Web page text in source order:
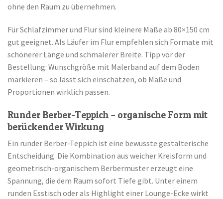
ohne den Raum zu übernehmen.
Für Schlafzimmer und Flur sind kleinere Maße ab 80×150 cm
gut geeignet. Als Läufer im Flur empfehlen sich Formate mit
schönerer Länge und schmalerer Breite. Tipp vor der
Bestellung: Wunschgröße mit Malerband auf dem Boden
markieren – so lässt sich einschätzen, ob Maße und
Proportionen wirklich passen.
Runder Berber-Teppich – organische Form mit
berückender Wirkung
Ein runder Berber-Teppich ist eine bewusste gestalterische
Entscheidung. Die Kombination aus weicher Kreisform und
geometrisch-organischem Berbermuster erzeugt eine
Spannung, die dem Raum sofort Tiefe gibt. Unter einem
runden Esstisch oder als Highlight einer Lounge-Ecke wirkt